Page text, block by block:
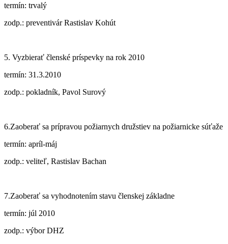
termín: trvalý
zodp.: preventivár Rastislav Kohút
5. Vyzbierať členské príspevky na rok 2010
termín: 31.3.2010
zodp.: pokladník, Pavol Surový
6.Zaoberať sa prípravou požiarnych družstiev na požiarnicke súťaže
termín: apríl-máj
zodp.: veliteľ, Rastislav Bachan
7.Zaoberať sa vyhodnotením stavu členskej základne
termín: júl 2010
zodp.: výbor DHZ